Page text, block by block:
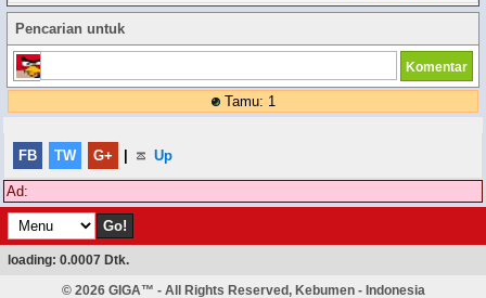
Pencarian untuk
Tamu: 1
FB TW G+ Up
Ad:
loading: 0.0007 Dtk.
© 2026 GIGA™ - All Rights Reserved, Kebumen - Indonesia